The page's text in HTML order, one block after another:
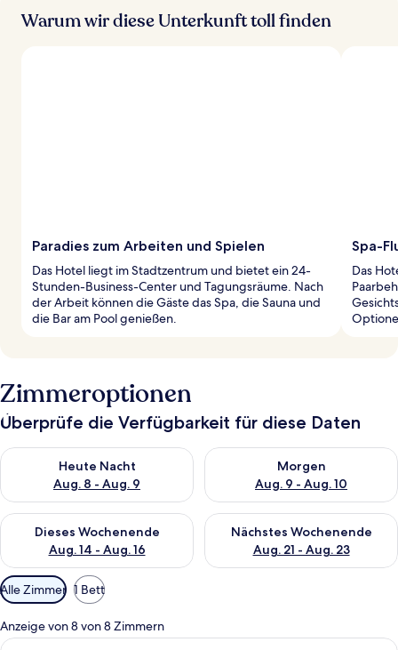
Warum wir diese Unterkunft toll finden
Paradies zum Arbeiten und Spielen
Das Hotel liegt im Stadtzentrum und bietet ein 24-
Stunden-Business-Center und Tagungsräume. Nach
der Arbeit können die Gäste das Spa, die Sauna und
die Bar am Pool genießen.
Spa-
Das
Zimmeroptionen
Überprüfe die Verfügbarkeit für diese Daten
Heute Nacht
Aug. 8 - Aug. 9
Überprüfe die Verfügbarkeit für heute Nacht, Aug. 8 - Aug. 9.
Morgen
Aug. 9 - Aug. 10
Überprüfe die Verfügbarkeit
Dieses Wochenende
Aug. 14 - Aug. 16
Überprüfe die Verfügbarkeit für dieses Wochenende, Aug. 14
Nächstes Wochenende
Aug. 21 - Aug. 23
Überprüfe die Verfügbarkeit
Verfügbare
Filter
für
Zimmer
Alle Zimmer 1 Bett
Anzeige von 8 von 8 Zimmern